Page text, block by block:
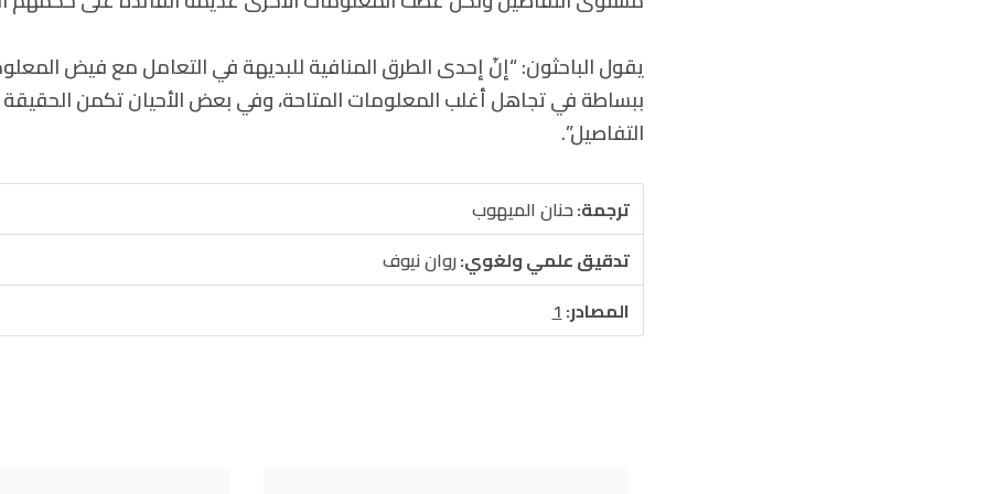
يقول الباحثون: “إنّ إحدى الطرق المنافية للبديهة في التعامل مع فيض
ببساطة في تجاهل أغلب المعلومات المتاحة، وفي بعض الأحيان تكمن
التفاصيل”.
ترجمة:حنان الميهوب
تدقيق علمي ولغوي:روان نيوف
المصادر:1